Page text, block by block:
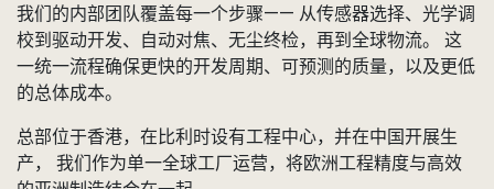
我们的内部团队覆盖每一个步骤—— 从传感器选择、光学调
校到驱动开发、自动对焦、无尘终检，再到全球物流。 这
一统一流程确保更快的开发周期、可预测的质量，以及更低
的总体成本。
总部位于香港，在比利时设有工程中心，并在中国开展生
产， 我们作为单一全球工厂运营，将欧洲工程精度与高效